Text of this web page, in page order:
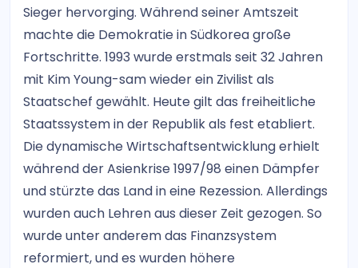
Sieger hervorging. Während seiner Amtszeit
machte die Demokratie in Südkorea große
Fortschritte. 1993 wurde erstmals seit 32 Jahren
mit Kim Young-sam wieder ein Zivilist als
Staatschef gewählt. Heute gilt das freiheitliche
Staatssystem in der Republik als fest etabliert.
Die dynamische Wirtschaftsentwicklung erhielt
während der Asienkrise 1997/98 einen Dämpfer
und stürzte das Land in eine Rezession. Allerdings
wurden auch Lehren aus dieser Zeit gezogen. So
wurde unter anderem das Finanzsystem
reformiert, und es wurden höhere